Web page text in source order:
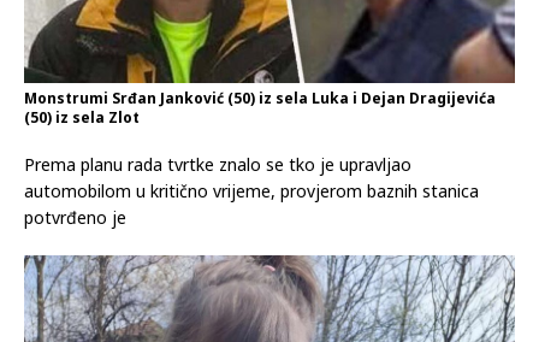
Monstrumi Srđan Janković (50) iz sela Luka i Dejan Dragijevića
(50) iz sela Zlot
Prema planu rada tvrtke znalo se tko je upravljao
automobilom u kritično vrijeme, provjerom baznih stanica
potvrđeno je